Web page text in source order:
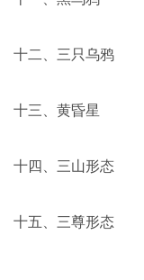
十二、三只乌鸦
十三、黄昏星
十四、三山形态
十五、三尊形态